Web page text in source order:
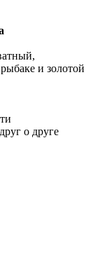
и золотой
о друге